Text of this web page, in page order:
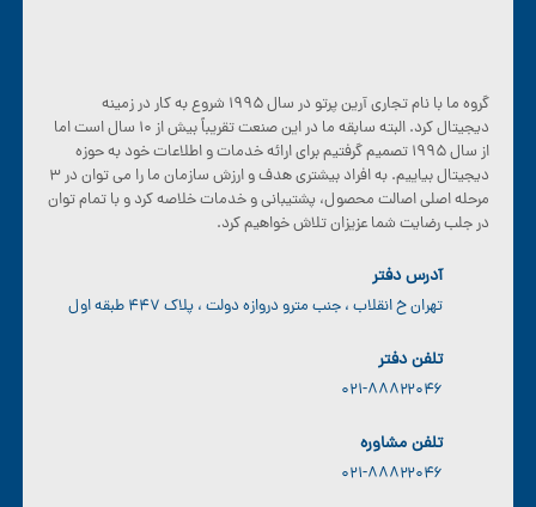
گروه ما با نام تجاری آرین پرتو در سال ۱۹۹۵ شروع به کار در زمینه
دیجیتال کرد. البته سابقه ما در این صنعت تقریباً بیش از ۱۰ سال است اما
از سال ۱۹۹۵ تصمیم گرفتیم برای ارائه خدمات و اطلاعات خود به حوزه
دیجیتال بیاییم. به افراد بیشتری هدف و ارزش سازمان ما را می توان در ۳
مرحله اصلی اصالت محصول، پشتیبانی و خدمات خلاصه کرد و با تمام توان
در جلب رضایت شما عزیزان تلاش خواهیم کرد.
آدرس دفتر
تهران خ انقلاب ، جنب مترو دروازه دولت ، پلاک ۴۴۷ طبقه اول
تلفن دفتر
۰۲۱-۸۸۸۲۲۰۴۶
تلفن مشاوره
۰۲۱-۸۸۸۲۲۰۴۶